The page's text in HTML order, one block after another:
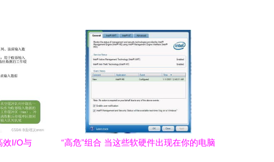
效I/O与
“高危”组合 当这些软硬件出现在你的电脑